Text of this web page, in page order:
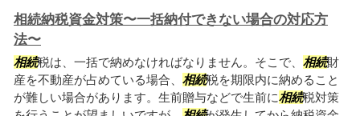
相続納税資金対策〜一括納付できない場合の対応方
法〜
相続税は、一括で納めなければなりません。そこで、 相続財
産を不動産が占めている場合、 相続税を期限内に納めること
が難しい場合があります。生前贈与などで生前に相続税対策